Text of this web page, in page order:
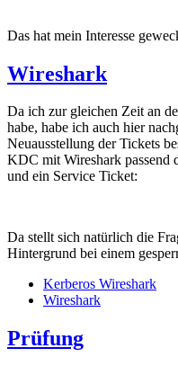
Das hat mein Interesse
Wireshark
Da ich zur gleichen Zeit an
habe, habe ich auch hier
Neuausstellung der Tickets
KDC mit Wireshark passend
und ein Service Ticket:
Da stellt sich natürlich die
Hintergrund bei einem
Kerberos Wireshark
Wireshark
Prüfung